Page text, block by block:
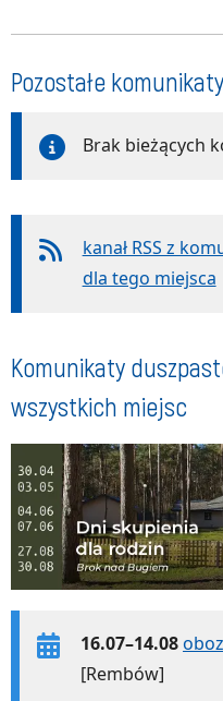
Pozostałe
Brak bieżących
kanał RSS z
dla tego miejsca
Komunikaty
wszystkich miejsc
16.07–14.08
[Rembów]